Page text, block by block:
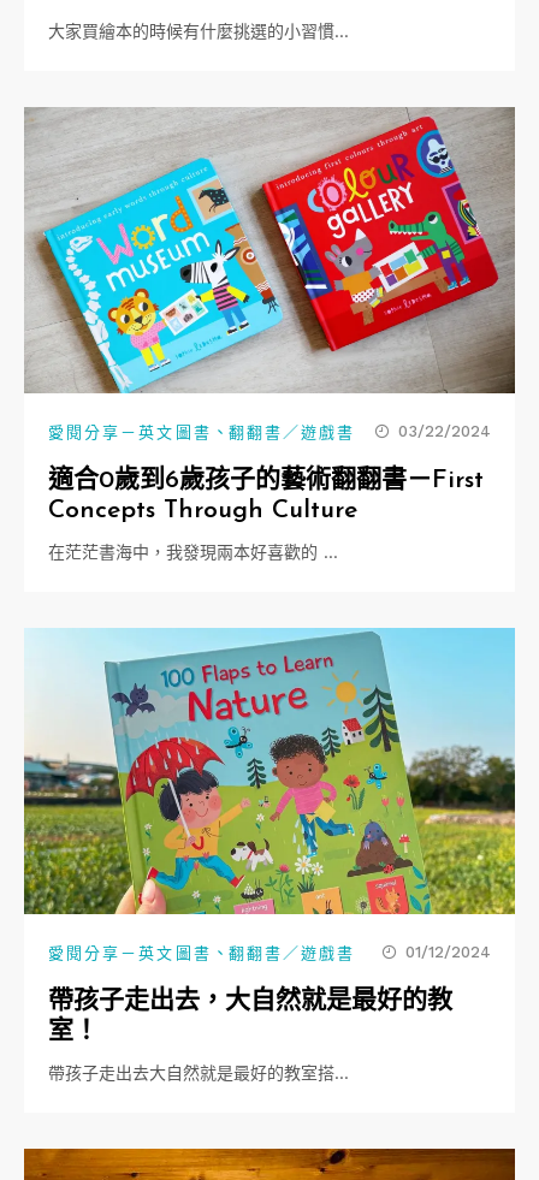
大家買繪本的時候有什麼挑選的小習慣…
愛閱分享－英文圖書 、 翻翻書／遊戲書 03/22/2024
適合0歲到6歲孩子的藝術翻翻書－First
Concepts Through Culture
在茫茫書海中，我發現兩本好喜歡的 …
愛閱分享－英文圖書 、 翻翻書／遊戲書 01/12/2024
帶孩子走出去，大自然就是最好的教
室！
帶孩子走出去大自然就是最好的教室搭…